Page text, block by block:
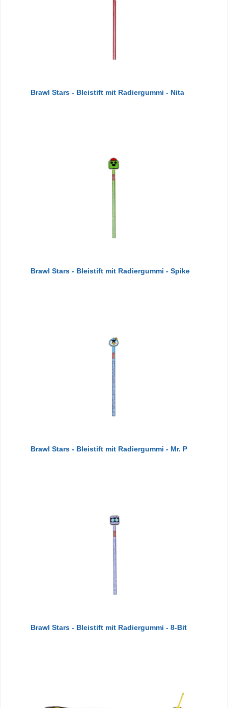
Brawl Stars - Bleistift mit Radiergummi - Nita
Brawl Stars - Bleistift mit Radiergummi - Spike
Brawl Stars - Bleistift mit Radiergummi - Mr. P
Brawl Stars - Bleistift mit Radiergummi - 8-Bit